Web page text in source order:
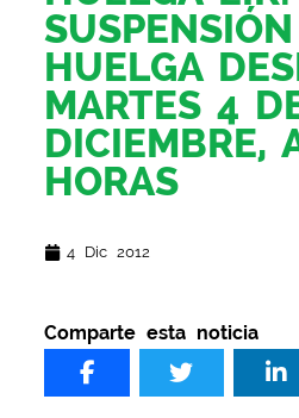
HUELGA
MARTES 4
DICIEMBRE,
HORAS
4 Dic 2012
Comparte esta noticia